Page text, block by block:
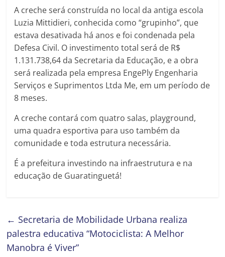
A creche será construída no local da antiga escola
Luzia Mittidieri, conhecida como “grupinho”, que
estava desativada há anos e foi condenada pela
Defesa Civil. O investimento total será de R$
1.131.738,64 da Secretaria da Educação, e a obra
será realizada pela empresa EngePly Engenharia
Serviços e Suprimentos Ltda Me, em um período de
8 meses.
A creche contará com quatro salas, playground,
uma quadra esportiva para uso também da
comunidade e toda estrutura necessária.
É a prefeitura investindo na infraestrutura e na
educação de Guaratinguetá!
← Secretaria de Mobilidade Urbana realiza
palestra educativa “Motociclista: A Melhor
Manobra é Viver”